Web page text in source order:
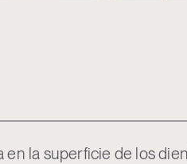
en la superficie de los